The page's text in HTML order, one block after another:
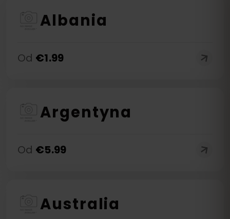
Albania
Od €1.99
Argentyna
Od €5.99
Australia